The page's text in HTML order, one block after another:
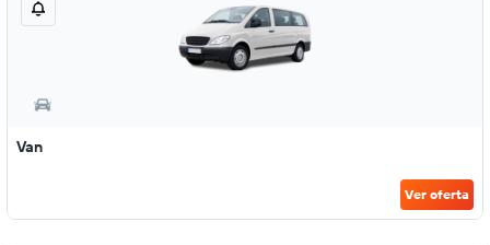
Van
Ver oferta